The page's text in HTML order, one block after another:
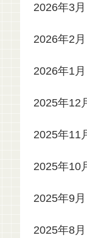
2026年3月
2026年2月
2026年1月
2025年12
2025年11
2025年10
2025年9月
2025年8月